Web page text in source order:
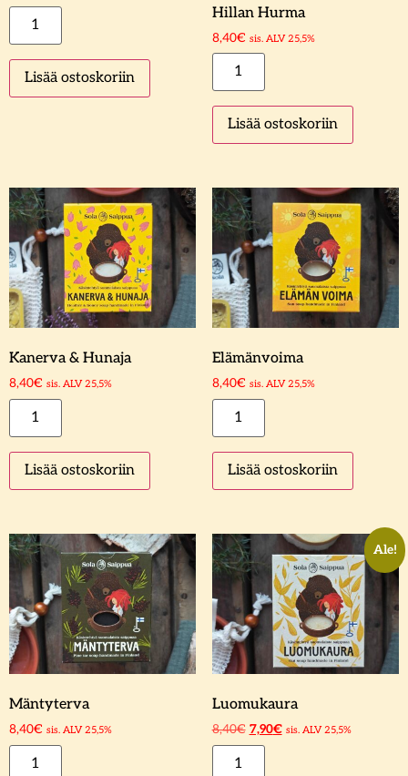
Lisää ostoskoriin
Hillan Hurma
8,40€ sis. ALV 25,5%
Lisää ostoskoriin
Kanerva & Hunaja
8,40€ sis. ALV 25,5%
Lisää ostoskoriin
Elämänvoima
8,40€ sis. ALV 25,5%
Lisää ostoskoriin
Mäntyterva
8,40€ sis. ALV 25,5%
Ale!
Luomukaura
8,40€ 7,90€ sis. ALV 25,5%